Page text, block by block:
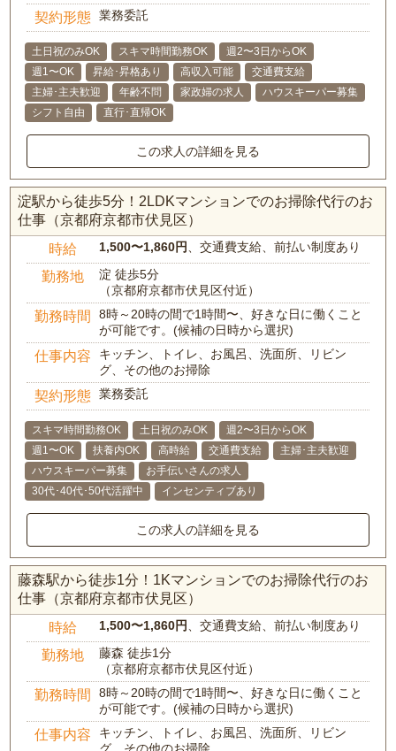
契約形態 業務委託
土日祝のみOK スキマ時間勤務OK
週2〜3日からOK
週1〜OK
昇給･昇格あり 高収入可能
交通費支給
主婦･主夫歓迎
年齢不問 家政婦の求人
ハウスキーパー募集
シフト自由
直行･直帰OK
この求人の詳細を見る
淀駅から徒歩5分！2LDKマンションでのお掃除代行のお
仕事（京都府京都市伏見区）
時給 1,500〜1,860円 、交通費支給、前払い制度あり
勤務地
淀 徒歩5分
（京都府京都市伏見区付近）
勤務時間
8時～20時の間で1時間〜、好きな日に働くこと
が可能です。(候補の日時から選択)
仕事内容
キッチン、トイレ、お風呂、洗面所、リビン
グ、その他のお掃除
契約形態 業務委託
スキマ時間勤務OK 土日祝のみOK
週2〜3日からOK
週1〜OK
扶養内OK 高時給 交通費支給
主婦･主夫歓迎
ハウスキーパー募集
お手伝いさんの求人
30代･40代･50代活躍中
インセンティブあり
この求人の詳細を見る
藤森駅から徒歩1分！1Kマンションでのお掃除代行のお
仕事（京都府京都市伏見区）
時給 1,500〜1,860円 、交通費支給、前払い制度あり
勤務地
藤森 徒歩1分
（京都府京都市伏見区付近）
勤務時間
8時～20時の間で1時間〜、好きな日に働くこと
が可能です。(候補の日時から選択)
仕事内容
キッチン、トイレ、お風呂、洗面所、リビン